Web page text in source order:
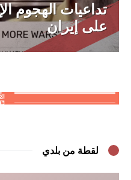
تداعيات الهجوم
على إيران
لقطة من بلدي